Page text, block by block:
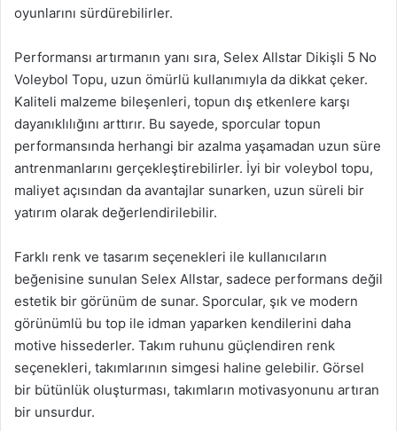
oyunlarını sürdürebilirler.
Performansı artırmanın yanı sıra, Selex Allstar Dikişli 5 No
Voleybol Topu, uzun ömürlü kullanımıyla da dikkat çeker.
Kaliteli malzeme bileşenleri, topun dış etkenlere karşı
dayanıklılığını arttırır. Bu sayede, sporcular topun
performansında herhangi bir azalma yaşamadan uzun süre
antrenmanlarını gerçekleştirebilirler. İyi bir voleybol topu,
maliyet açısından da avantajlar sunarken, uzun süreli bir
yatırım olarak değerlendirilebilir.
Farklı renk ve tasarım seçenekleri ile kullanıcıların
beğenisine sunulan Selex Allstar, sadece performans değil
estetik bir görünüm de sunar. Sporcular, şık ve modern
görünümlü bu top ile idman yaparken kendilerini daha
motive hissederler. Takım ruhunu güçlendiren renk
seçenekleri, takımlarının simgesi haline gelebilir. Görsel
bir bütünlük oluşturması, takımların motivasyonunu artıran
bir unsurdur.